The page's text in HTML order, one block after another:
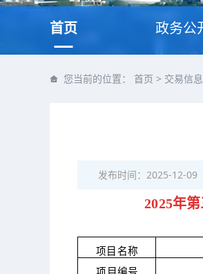
首页 政务公
您当前的位置： 首页 > 交易信息
发布时间： 2025-12-09
2025年
项目名称
项目编号